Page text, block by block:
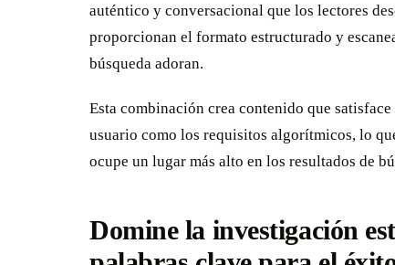
auténtico y conversacional que los lectores
proporcionan el formato estructurado y
búsqueda adoran.
Esta combinación crea contenido que
usuario como los requisitos algorítmicos, lo
ocupe un lugar más alto en los resultados de
Domine la investigación